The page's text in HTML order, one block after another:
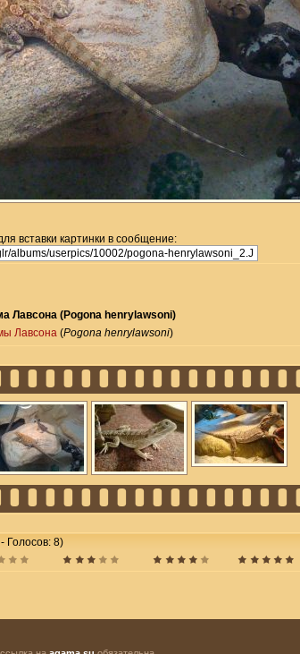
вставки картинки в сообщение:
Лавсона (Pogona henrylawsoni)
Лавсона(Pogona henrylawsoni)
Голосов: 8)